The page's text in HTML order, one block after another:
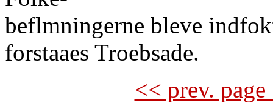
beflmningerne bleve
forstaaes Troebsade.
<< prev.